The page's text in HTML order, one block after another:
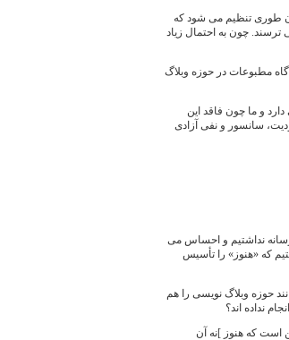
طوری تنظیم می شود که
ترسند. چون به احتمال زیاد
مطبوعات در حوزه وبلاگ
و ما چون فاقد این
سانسور و نفی آزادی
رسانه نداشتیم و احساس می
که «هنوز» را تأسیس
حوزه وبلاگ نویسی را هم
نداده اند؟
است که هنوز ]نه آن